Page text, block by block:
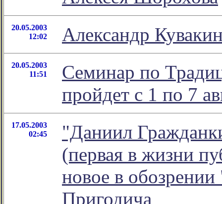
20.05.2003
12:02
Александр
20.05.2003
11:51
Семинар по
пройдет с 1 по 7
17.05.2003
02:45
"Даниил
(первая в жизни
новое в
Пригодича